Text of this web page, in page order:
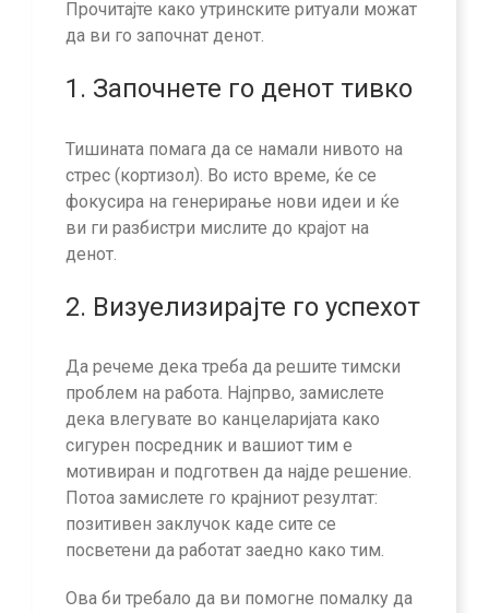
Прочитајте како утринските ритуали можат
да ви го започнат денот.
1. Започнете го денот тивко
Тишината помага да се намали нивото на
стрес (кортизол). Во исто време, ќе се
фокусира на генерирање нови идеи и ќе
ви ги разбистри мислите до крајот на
денот.
2. Визуелизирајте го успехот
Да речеме дека треба да решите тимски
проблем на работа. Најпрво, замислете
дека влегувате во канцеларијата како
сигурен посредник и вашиот тим е
мотивиран и подготвен да најде решение.
Потоа замислете го крајниот резултат:
позитивен заклучок каде сите се
посветени да работат заедно како тим.
Ова би требало да ви помогне помалку да